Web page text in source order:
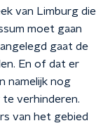
van Limburg die
moet gaan
gaat de
En of dat er
namelijk nog
verhinderen.
van het gebied